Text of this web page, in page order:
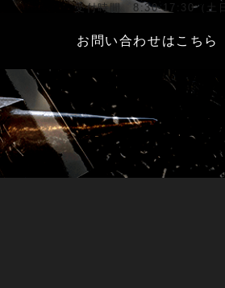
受付時間 8:30-17:30（土
お問い合わせはこちら